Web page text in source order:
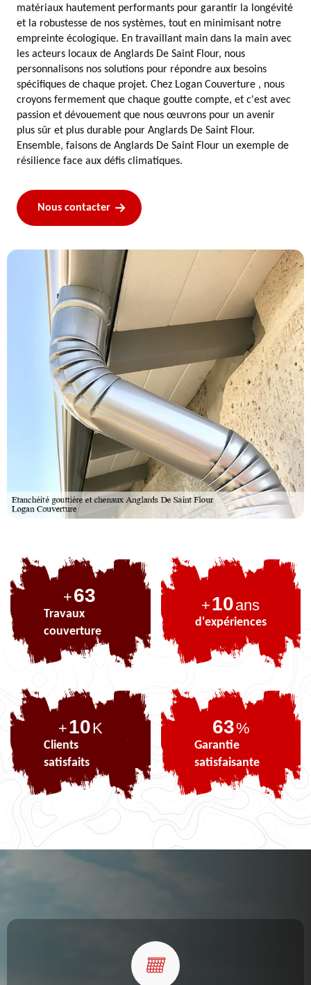
matériaux hautement performants pour garantir la longévité
et la robustesse de nos systèmes, tout en minimisant notre
empreinte écologique. En travaillant main dans la main avec
les acteurs locaux de Anglards De Saint Flour, nous
personnalisons nos solutions pour répondre aux besoins
spécifiques de chaque projet. Chez Logan Couverture , nous
croyons fermement que chaque goutte compte, et c'est avec
passion et dévouement que nous œuvrons pour un avenir
plus sûr et plus durable pour Anglards De Saint Flour.
Ensemble, faisons de Anglards De Saint Flour un exemple de
résilience face aux défis climatiques.
Nous contacter
+77
Travaux
couverture
+10ans
d'expériences
+10K
Clients
satisfaits
77%
Garantie
satisfaisante